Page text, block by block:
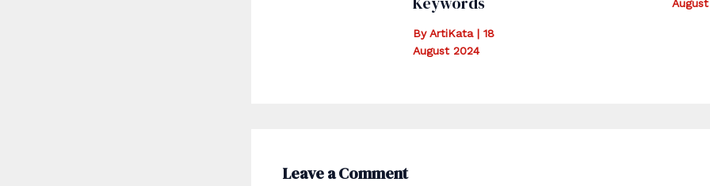
ByArtiKata | 18
August 2024
Leave a Comment